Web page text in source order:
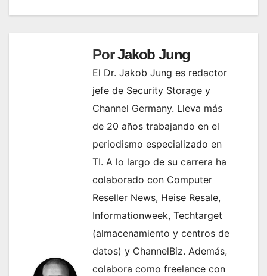
PorJakob Jung
El Dr. Jakob Jung es redactor
jefe de Security Storage y
Channel Germany. Lleva más
de 20 años trabajando en el
periodismo especializado en
TI. A lo largo de su carrera ha
colaborado con Computer
Reseller News, Heise Resale,
Informationweek, Techtarget
(almacenamiento y centros de
datos) y ChannelBiz. Además,
colabora como freelance con